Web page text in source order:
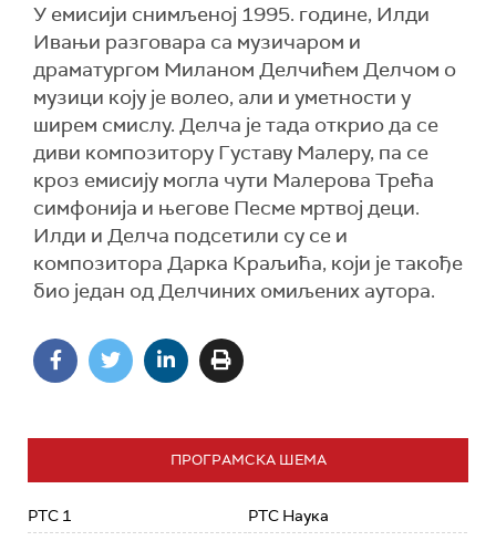
У емисији снимљеној 1995. године, Илди
Ивањи разговара са музичаром и
драматургом Миланом Делчићем Делчом о
музици коју je волeo, али и уметности у
ширем смислу. Делча је тада открио да се
диви композитору Густаву Малеру, па се
кроз емисију могла чути Малерова Трећа
симфонија и његове Песме мртвој деци.
Илди и Делча подсетили су се и
композитора Дарка Краљића, који је такође
био један од Делчиних омиљених аутора.
ПРОГРАМСКА ШЕМА
РТС 1 РТС Наука